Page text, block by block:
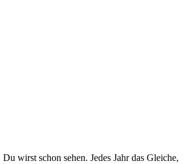
wirst schon sehen. Jedes Jahr das Gleiche,